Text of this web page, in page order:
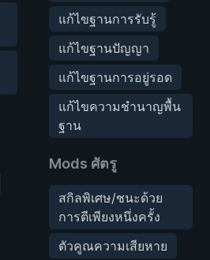
แก้ไขฐานการรับรู้
แก้ไขฐานปัญญา
แก้ไขฐานการอยู่รอด
แก้ไขความชำนาญพื้น
ฐาน
Mods ศัตรู
สกิลพิเศษ/ชนะด้วย
การตีเพียงหนึ่งครั้ง
ตัวคูณความเสียหาย